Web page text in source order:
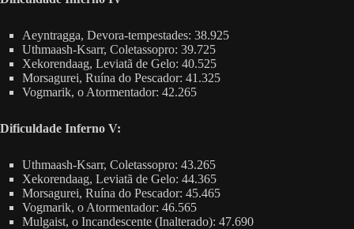
Aeyntragga, Devora-tempestades: 38.925
Uthmaash-Ksarr, Coletassopro: 39.725
Xekorendaag, Leviatã de Gelo: 40.525
Morsagurei, Ruína do Pescador: 41.325
Vogmarik, o Atormentador: 42.265
Dificuldade Inferno V:
Uthmaash-Ksarr, Coletassopro: 43.265
Xekorendaag, Leviatã de Gelo: 44.365
Morsagurei, Ruína do Pescador: 45.465
Vogmarik, o Atormentador: 46.565
Mulgaist, o Incandescente (Inalterado): 47.690